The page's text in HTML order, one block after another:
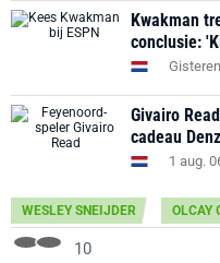
Kwakman
conclusie:
Givairo
cadeau
1 aug.
WESLEY SNEIJDER OLCAY
10